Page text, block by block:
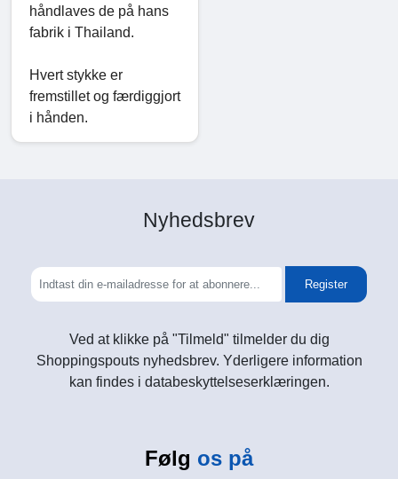
håndlaves de på hans
fabrik i Thailand.
Hvert stykke er
fremstillet og færdiggjort
i hånden.
Nyhedsbrev
Register
Ved at klikke på "Tilmeld" tilmelder du dig
Shoppingspouts nyhedsbrev. Yderligere information
kan findes i databeskyttelseserklæringen.
Følg os på